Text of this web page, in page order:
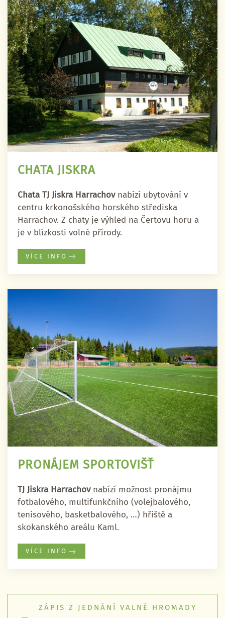
CHATA JISKRA
Chata TJ Jiskra Harrachovnabízí ubytování v
centru krkonošského horského střediska
Harrachov. Z chaty je výhled na Čertovu horu a
je v blízkosti volné přírody.
VÍCE INFO
PRONÁJEM SPORTOVIŠŤ
TJ Jiskra Harrachovnabízí možnost pronájmu
fotbalového, multifunkčního (volejbalového,
tenisového, basketbalového, …) hřiště a
skokanského areálu Kaml.
VÍCE INFO
ZÁPIS Z JEDNÁNÍ VALNÉ HROMADY